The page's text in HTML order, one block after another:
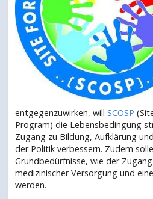
entgegenzuwirken, will SCOSP
Program) die Lebensbedingung
Zugang zu Bildung, Aufklärung
der Politik verbessern. Zudem
Grundbedürfnisse, wie der
medizinischer Versorgung und
werden.